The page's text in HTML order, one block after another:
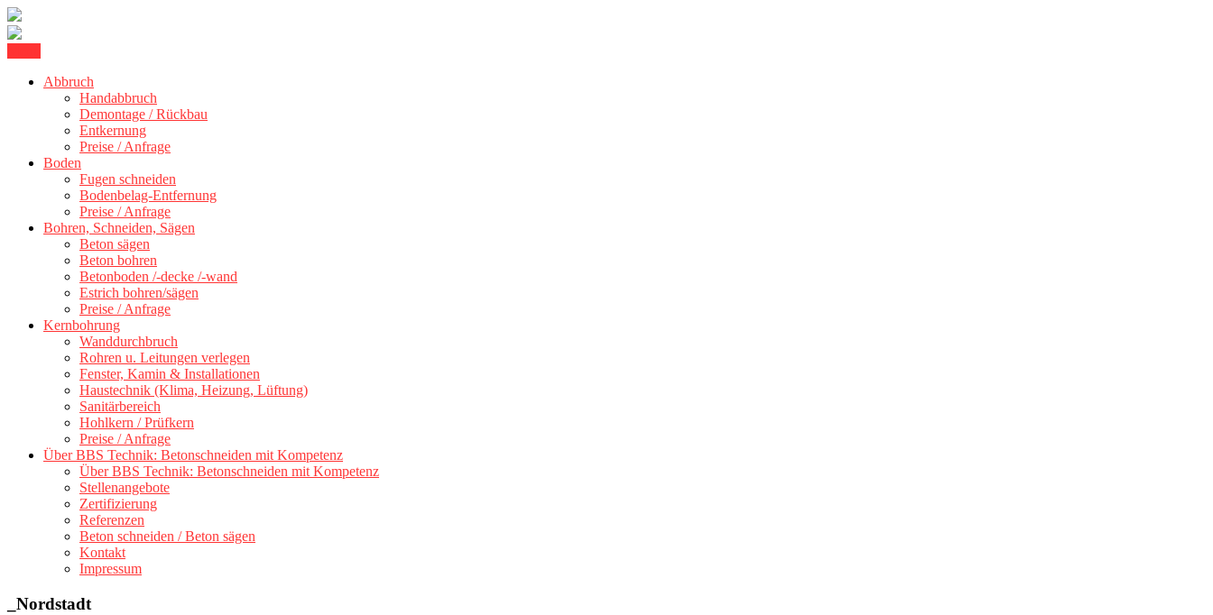
content
Betonschneiden Stuttgart
Abbruch
Handabbruch
Demontage / Rückbau
Entkernung
Preise / Anfrage
Boden
Fugen schneiden
Bodenbelag-Entfernung
Preise / Anfrage
Bohren, Schneiden, Sägen
Beton sägen
Beton bohren
Betonboden /-decke /-wand
Estrich bohren/sägen
Preise / Anfrage
Kernbohrung
Wanddurchbruch
Rohren u. Leitungen verlegen
Fenster, Kamin & Installationen
Haustechnik (Klima, Heizung, Lüftung)
Sanitärbereich
Hohlkern / Prüfkern
Preise / Anfrage
Über BBS Technik: Betonschneiden mit Kompetenz
Über BBS Technik: Betonschneiden mit Kompetenz
Stellenangebote
Zertifizierung
Referenzen
Beton schneiden / Beton sägen
Kontakt
Impressum
_Nordstadt